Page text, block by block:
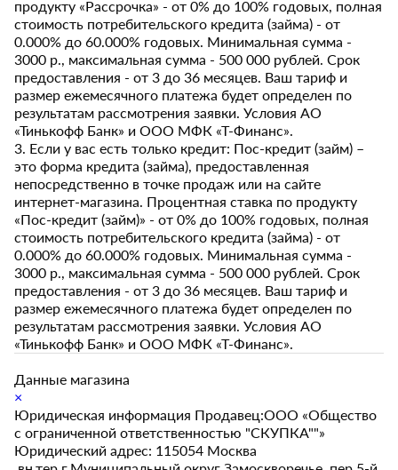
продукту «Рассрочка» - от 0% до 100% годовых, полная
стоимость потребительского кредита (займа) - от
0.000% до 60.000% годовых. Минимальная сумма -
3000 р., максимальная сумма - 500 000 рублей. Срок
предоставления - от 3 до 36 месяцев. Ваш тариф и
размер ежемесячного платежа будет определен по
результатам рассмотрения заявки. Условия АО
«Тинькофф Банк» и ООО МФК «Т-Финанс».
3. Если у вас есть только кредит: Пос-кредит (займ) –
это форма кредита (займа), предоставленная
непосредственно в точке продаж или на сайте
интернет-магазина. Процентная ставка по продукту
«Пос-кредит (займ)» - от 0% до 100% годовых, полная
стоимость потребительского кредита (займа) - от
0.000% до 60.000% годовых. Минимальная сумма -
3000 р., максимальная сумма - 500 000 рублей. Срок
предоставления - от 3 до 36 месяцев. Ваш тариф и
размер ежемесячного платежа будет определен по
результатам рассмотрения заявки. Условия АО
«Тинькофф Банк» и ООО МФК «Т-Финанс».
Данные магазина
×
Юридическая информация Продавец:ООО «Общество
с ограниченной ответственностью "СКУПКА""»
Юридический адрес: 115054 Москва